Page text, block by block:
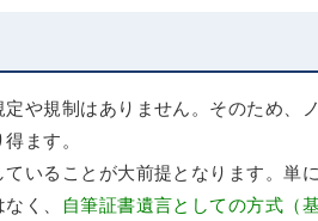
や規制はありません。そのため、
ます。
いることが大前提となります。単
く、
自筆証書遺言としての方式（